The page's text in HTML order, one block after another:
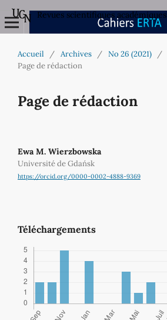
Revues scientifiques académiques
Accueil / Archives / No 26 (2021)
/
Page de rédaction
Page de rédaction
Ewa M. Wierzbowska
Université de Gdańsk
https://orcid.org/0000-0002-4888-9369
Téléchargements